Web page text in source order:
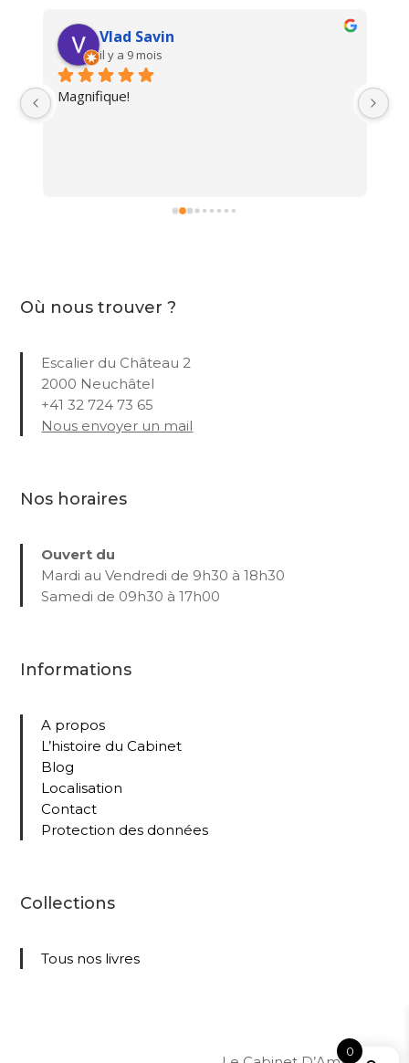
Vlad Savin
il y a 9 mois
Magnifique!
Où nous trouver ?
Escalier du Château 2
2000 Neuchâtel
+41 32 724 73 65
Nous envoyer un mail
Nos horaires
Ouvert du
Mardi au Vendredi de 9h30 à 18h30
Samedi de 09h30 à 17h00
Informations
A propos
L’histoire du Cabinet
Blog
Localisation
Contact
Protection des données
Collections
Tous nos livres
0